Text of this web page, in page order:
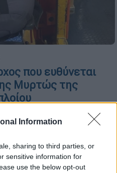
Information
sharing to third parties, or
sensitive information for
use the below opt-out
που ευθύνεται
Μυρτώς της
της κ.
το περιστατικό